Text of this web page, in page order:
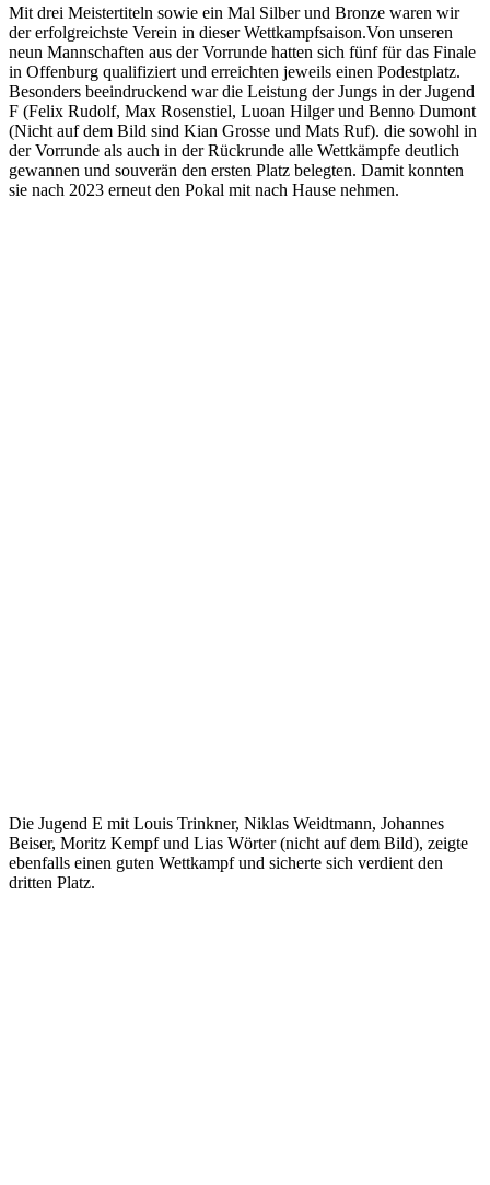
Mit drei Meistertiteln sowie ein Mal Silber und Bronze waren wir
der erfolgreichste Verein in dieser Wettkampfsaison.Von unseren
neun Mannschaften aus der Vorrunde hatten sich fünf für das Finale
in Offenburg qualifiziert und erreichten jeweils einen Podestplatz.
Besonders beeindruckend war die Leistung der Jungs in der Jugend
F (Felix Rudolf, Max Rosenstiel, Luoan Hilger und Benno Dumont
(Nicht auf dem Bild sind Kian Grosse und Mats Ruf). die sowohl in
der Vorrunde als auch in der Rückrunde alle Wettkämpfe deutlich
gewannen und souverän den ersten Platz belegten. Damit konnten
sie nach 2023 erneut den Pokal mit nach Hause nehmen.
Die Jugend E mit Louis Trinkner, Niklas Weidtmann, Johannes
Beiser, Moritz Kempf und Lias Wörter (nicht auf dem Bild), zeigte
ebenfalls einen guten Wettkampf und sicherte sich verdient den
dritten Platz.